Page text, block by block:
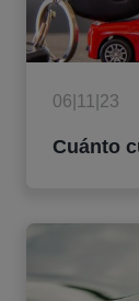
06|11|23
Cuánto